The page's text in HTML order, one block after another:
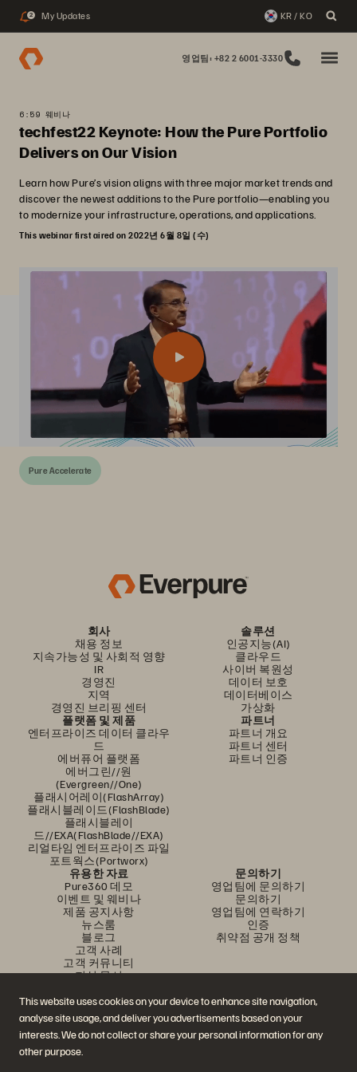
This website uses cookies on your device to enhance site navigation,
analyse site usage, and deliver you advertisements based on your
interests. We do not collect or share your personal information for any
other purpose.
2 My Updates KR / KO
영업팀: +82 2 6001-3330
6:59 웨비나
techfest22 Keynote: How the Pure Portfolio
Delivers on Our Vision
Learn how Pure’s vision aligns with three major market trends and
discover the newest additions to the Pure portfolio—enabling you
to modernize your infrastructure, operations, and applications.
This webinar first aired on 2022년 6월 8일 (수)
Pure Accelerate
회사
채용 정보
지속가능성 및 사회적 영향
IR
경영진
지역
경영진 브리핑 센터
솔루션
인공지능(AI)
클라우드
사이버 복원성
데이터 보호
데이터베이스
가상화
플랫폼 및 제품
엔터프라이즈 데이터 클라우
드
에버퓨어 플랫폼
에버그린//원
(Evergreen//One)
플래시어레이(FlashArray)
플래시블레이드(FlashBlade)
플래시블레이
드//EXA(FlashBlade//EXA)
리얼타임 엔터프라이즈 파일
포트웍스(Portworx)
파트너
파트너 개요
파트너 센터
파트너 인증
유용한 자료
Pure360 데모
이벤트 및 웨비나
제품 공지사항
뉴스룸
블로그
고객 사례
고객 커뮤니티
지식 문서
문의하기
영업팀에 문의하기
문의하기
영업팀에 연락하기
인증
취약점 공개 정책
문의하기
에버퓨어(Everpure) 공식 소셜미디어 팔로우하기